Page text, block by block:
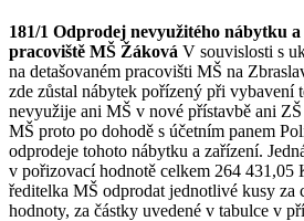
181/1 Odprodej nevyužitého nábytku a
pracoviště MŠ Žáková V souvislosti s
na detašovaném pracovišti MŠ na
zde zůstal nábytek pořízený při vybavení
nevyužije ani MŠ v nové přístavbě ani
MŠ proto po dohodě s účetním panem
odprodeje tohoto nábytku a zařízení.
v pořizovací hodnotě celkem 264 431,05
ředitelka MŠ odprodat jednotlivé kusy za
hodnoty, za částky uvedené v tabulce v